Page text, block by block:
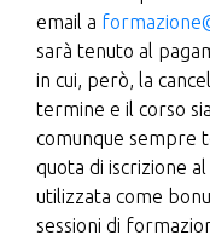
email a
sarà tenuto al
in cui, però, la
termine e il corso
comunque sempre
quota di iscrizione
utilizzata come
sessioni di